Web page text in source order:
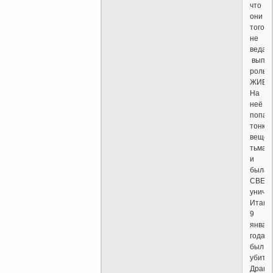
что
они
того
не
роль:
На
неё
тонко-
тьма
и
была
Итак,
9
года
был
убит